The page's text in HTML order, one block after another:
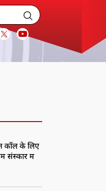
कॉल के लिए
संस्‍कार में